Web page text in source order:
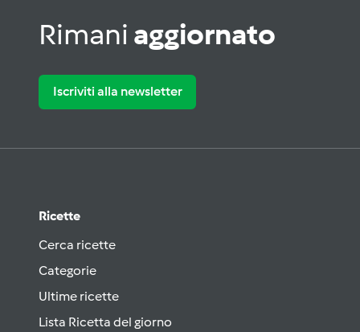
Rimani aggiornato
Iscriviti alla newsletter
Ricette
Cerca ricette
Categorie
Ultime ricette
Lista Ricetta del giorno